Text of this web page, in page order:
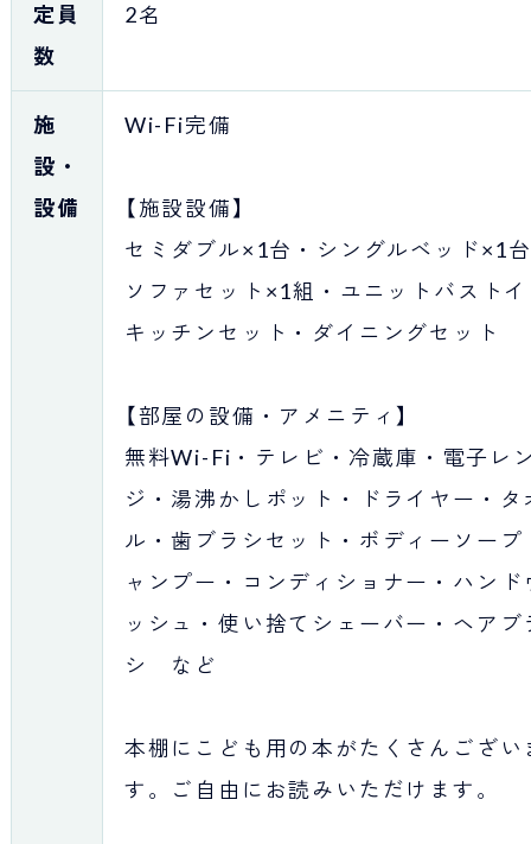
定員
数
2名
施
設・
設備
Wi-Fi完備
【施設設備】
セミダブル×1台・シングルベッド×1
ソファセット×1組・ユニットバスト
キッチンセット・ダイニングセット
【部屋の設備・アメニティ】
無料Wi-Fi・テレビ・冷蔵庫・電子レ
ジ・湯沸かしポット・ドライヤー・タ
ル・歯ブラシセット・ボディーソープ
ャンプー・コンディショナー・ハンド
ッシュ・使い捨てシェーバー・ヘアブ
シ など
本棚にこども用の本がたくさんござい
す。ご自由にお読みいただけます。